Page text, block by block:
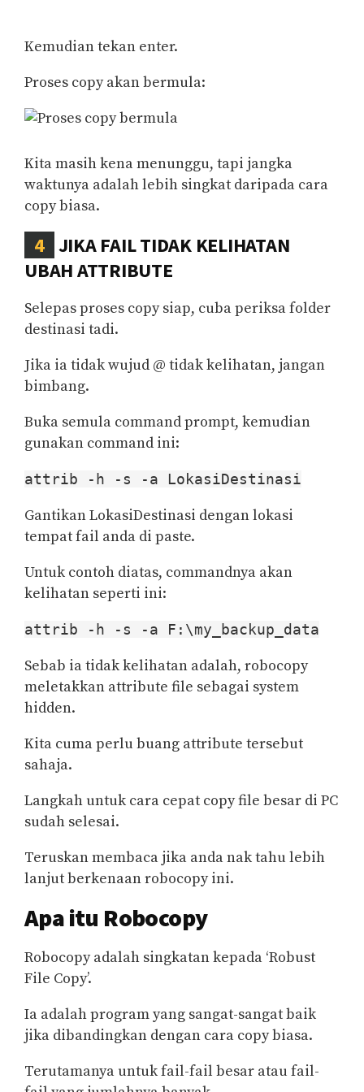
Kemudian tekan enter.
Proses copy akan bermula:
Kita masih kena menunggu, tapi jangka
waktunya adalah lebih singkat daripada cara
copy biasa.
4 JIKA FAIL TIDAK KELIHATAN
UBAH ATTRIBUTE
Selepas proses copy siap, cuba periksa folder
destinasi tadi.
Jika ia tidak wujud @ tidak kelihatan, jangan
bimbang.
Buka semula command prompt, kemudian
gunakan command ini:
attrib -h -s -a LokasiDestinasi
Gantikan LokasiDestinasi dengan lokasi
tempat fail anda di paste.
Untuk contoh diatas, commandnya akan
kelihatan seperti ini:
attrib -h -s -a F:\my_backup_data
Sebab ia tidak kelihatan adalah, robocopy
meletakkan attribute file sebagai system
hidden.
Kita cuma perlu buang attribute tersebut
sahaja.
Langkah untuk cara cepat copy file besar di PC
sudah selesai.
Teruskan membaca jika anda nak tahu lebih
lanjut berkenaan robocopy ini.
Apa itu Robocopy
Robocopy adalah singkatan kepada ‘Robust
File Copy’.
Ia adalah program yang sangat-sangat baik
jika dibandingkan dengan cara copy biasa.
Terutamanya untuk fail-fail besar atau fail-